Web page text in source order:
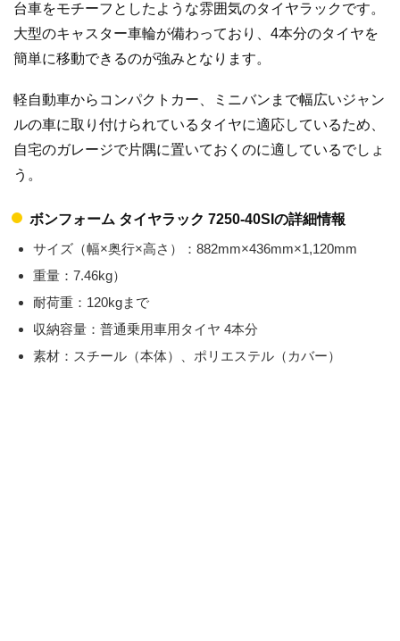
台車をモチーフとしたような雰囲気のタイヤラックです。
大型のキャスター車輪が備わっており、4本分のタイヤを
簡単に移動できるのが強みとなります。
軽自動車からコンパクトカー、ミニバンまで幅広いジャン
ルの車に取り付けられているタイヤに適応しているため、
自宅のガレージで片隅に置いておくのに適しているでしょ
う。
ボンフォーム タイヤラック 7250-40SIの詳細情報
サイズ（幅×奥行×高さ）：882mm×436mm×1,120mm
重量：7.46kg）
耐荷重：120kgまで
収納容量：普通乗用車用タイヤ 4本分
素材：スチール（本体）、ポリエステル（カバー）